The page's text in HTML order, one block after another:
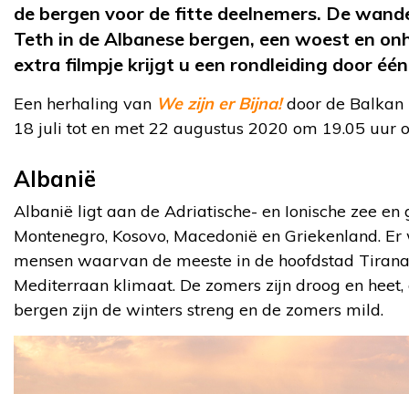
de bergen voor de fitte deelnemers. De
Teth in de Albanese bergen, een woest en
extra filmpje krijgt u een rondleiding door
Een herhaling van We zijn er Bijna! door de
18 juli tot en met 22 augustus 2020 om 19.05 uur
Albanië
Albanië ligt aan de Adriatische- en Ionische zee
Montenegro, Kosovo, Macedonië en Griekenland.
mensen waarvan de meeste in de hoofdstad
Mediterraan klimaat. De zomers zijn droog en
bergen zijn de winters streng en de zomers mild.